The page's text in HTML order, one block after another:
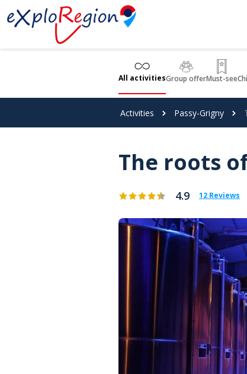
Cookies management panel
All activitiesGroup offerMust-see
Activities Passy-Grigny
The roots
4.9 12 Reviews